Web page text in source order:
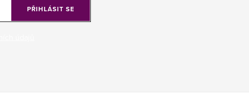
PŘIHLÁSIT SE